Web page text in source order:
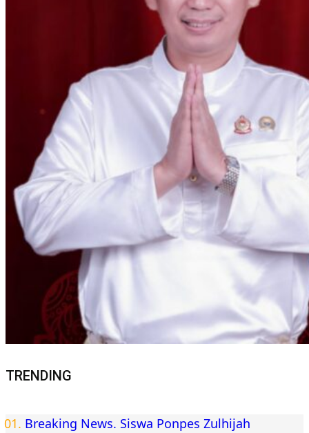
TRENDING
Breaking News. Siswa Ponpes Zulhijah